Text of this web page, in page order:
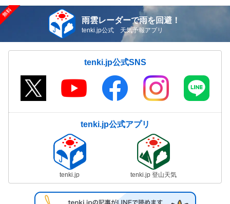
雨雲レーダーで雨を回避！
tenki.jp公式 天気予報アプリ
tenki.jp公式SNS
tenki.jp公式アプリ
tenki.jp tenki.jp 登山天気